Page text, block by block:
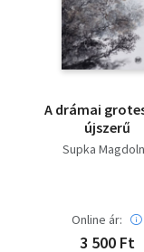
A drámai
újszerű
Supka
Online ár:
3 500 Ft